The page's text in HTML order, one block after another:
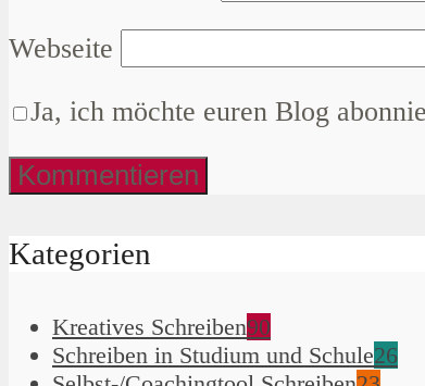
Webseite
Ja, ich möchte euren Blog
Kategorien
Kreatives Schreiben90
Schreiben in Studium und Schule26